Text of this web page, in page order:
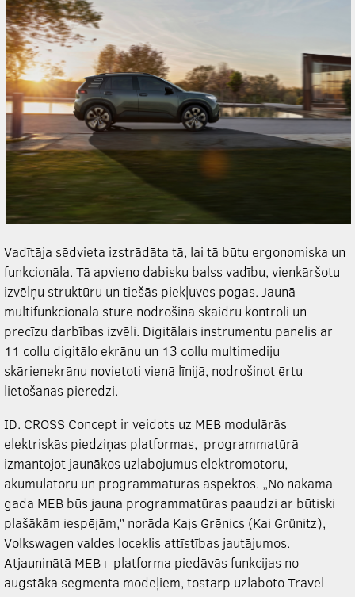
Vadītāja sēdvieta izstrādāta tā, lai tā būtu ergonomiska un
funkcionāla. Tā apvieno dabisku balss vadību, vienkāršotu
izvēlņu struktūru un tiešās piekļuves pogas. Jaunā
multifunkcionālā stūre nodrošina skaidru kontroli un
precīzu darbības izvēli. Digitālais instrumentu panelis ar
11 collu digitālo ekrānu un 13 collu multimediju
skārienekrānu novietoti vienā līnijā, nodrošinot ērtu
lietošanas pieredzi.
ID. CROSS Concept ir veidots uz MEB modulārās
elektriskās piedziņas platformas, programmatūrā
izmantojot jaunākos uzlabojumus elektromotoru,
akumulatoru un programmatūras aspektos. „No nākamā
gada MEB būs jauna programmatūras paaudzi ar būtiski
plašākām iespējām,” norāda Kajs Grēnics (Kai Grünitz),
Volkswagen valdes loceklis attīstības jautājumos.
Atjauninātā MEB+ platforma piedāvās funkcijas no
augstāka segmenta modeļiem, tostarp uzlaboto Travel